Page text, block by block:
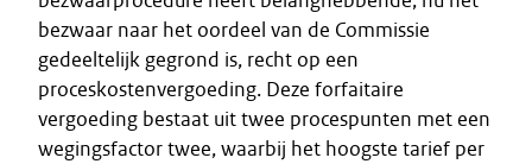
bezwaar naar het oordeel van de Commissie
gedeeltelijk gegrond is, recht op een
proceskostenvergoeding. Deze forfaitaire
vergoeding bestaat uit twee procespunten met een
wegingsfactor twee, waarbij het hoogste tarief per